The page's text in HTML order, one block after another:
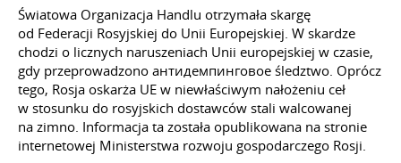
Światowa Organizacja Handlu otrzymała skargę
od Federacji Rosyjskiej do Unii Europejskiej. W skardze
chodzi o licznych naruszeniach Unii europejskiej w czasie,
gdy przeprowadzono антидемпинговое śledztwo. Oprócz
tego, Rosja oskarża UE w niewłaściwym nałożeniu ceł
w stosunku do rosyjskich dostawców stali walcowanej
na zimno. Informacja ta została opublikowana na stronie
internetowej Ministerstwa rozwoju gospodarczego Rosji.